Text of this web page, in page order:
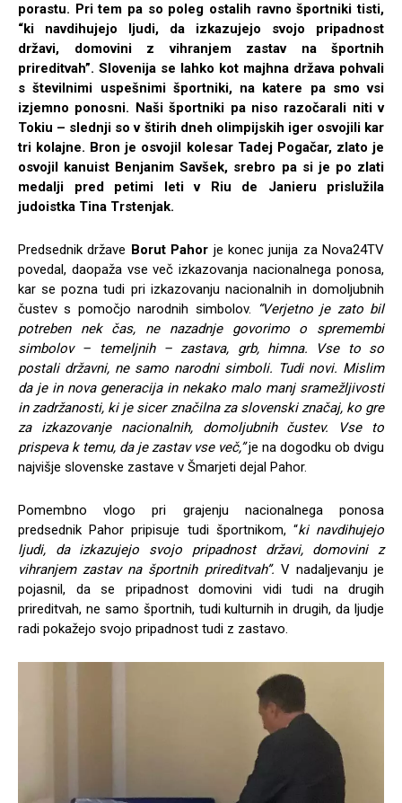
porastu. Pri tem pa so poleg ostalih ravno športniki tisti,
“ki navdihujejo ljudi, da izkazujejo svojo pripadnost
državi, domovini z vihranjem zastav na športnih
prireditvah”. Slovenija se lahko kot majhna država pohvali
s številnimi uspešnimi športniki, na katere pa smo vsi
izjemno ponosni. Naši športniki pa niso razočarali niti v
Tokiu – slednji so v štirih dneh olimpijskih iger osvojili kar
tri kolajne. Bron je osvojil kolesar Tadej Pogačar, zlato je
osvojil kanuist Benjanim Savšek, srebro pa si je po zlati
medalji pred petimi leti v Riu de Janieru prislužila
judoistka Tina Trstenjak.
Predsednik države Borut Pahor je konec junija za Nova24TV
povedal, daopaža vse več izkazovanja nacionalnega ponosa,
kar se pozna tudi pri izkazovanju nacionalnih in domoljubnih
čustev s pomočjo narodnih simbolov. “Verjetno je zato bil
potreben nek čas, ne nazadnje govorimo o spremembi
simbolov – temeljnih – zastava, grb, himna. Vse to so
postali državni, ne samo narodni simboli. Tudi novi. Mislim
da je in nova generacija in nekako malo manj sramežljivosti
in zadržanosti, ki je sicer značilna za slovenski značaj, ko gre
za izkazovanje nacionalnih, domoljubnih čustev. Vse to
prispeva k temu, da je zastav vse več,”je na dogodku ob dvigu
najvišje slovenske zastave v Šmarjeti dejal Pahor.
Pomembno vlogo pri grajenju nacionalnega ponosa
predsednik Pahor pripisuje tudi športnikom, “ki navdihujejo
ljudi, da izkazujejo svojo pripadnost državi, domovini z
vihranjem zastav na športnih prireditvah”. V nadaljevanju je
pojasnil, da se pripadnost domovini vidi tudi na drugih
prireditvah, ne samo športnih, tudi kulturnih in drugih, da ljudje
radi pokažejo svojo pripadnost tudi z zastavo.